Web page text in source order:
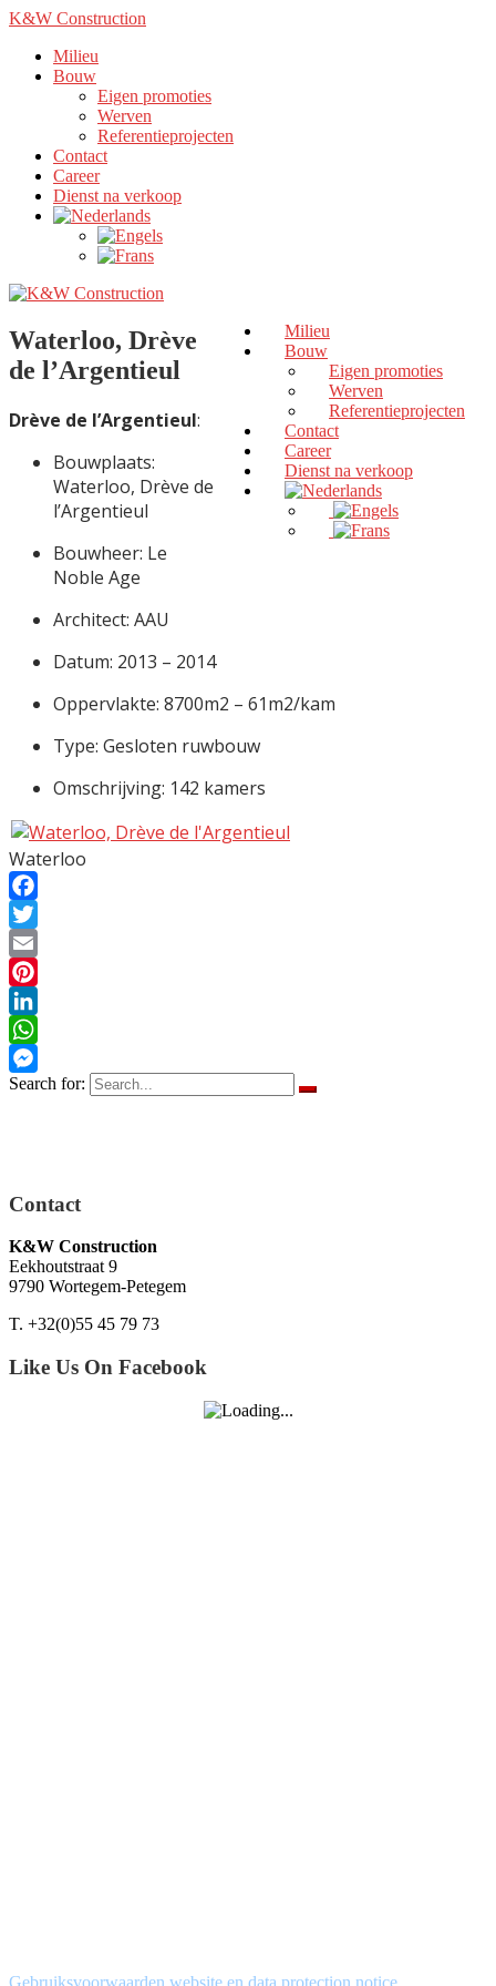
K&W Construction
Milieu
Bouw
Eigen promoties
Werven
Referentieprojecten
Contact
Career
Dienst na verkoop
Milieu
Bouw
Eigen promoties
Werven
Referentieprojecten
Contact
Career
Dienst na verkoop
Waterloo, Drève
de l’Argentieul
Drève de l’Argentieul:
Bouwplaats:
Waterloo, Drève de
l’Argentieul
Bouwheer: Le
Noble Age
Architect: AAU
Datum: 2013 – 2014
Oppervlakte: 8700m2 – 61m2/kam
Type: Gesloten ruwbouw
Omschrijving: 142 kamers
Waterloo
Facebook
Twitter
Email
Pinterest
LinkedIn
WhatsApp
Messenger
Search for:
Contact
K&W Construction
Eekhoutstraat 9
9790 Wortegem-Petegem
T. +32(0)55 45 79 73
Like Us On Facebook
Gebruiksvoorwaarden website en data protection notice